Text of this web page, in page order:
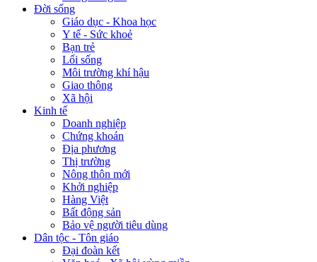
Đời sống
Giáo dục - Khoa học
Y tế - Sức khoẻ
Bạn trẻ
Lối sống
Môi trường khí hậu
Giao thông
Xã hội
Kinh tế
Doanh nghiệp
Chứng khoán
Địa phương
Thị trường
Nông thôn mới
Khởi nghiệp
Hàng Việt
Bất động sản
Bảo vệ người tiêu dùng
Dân tộc - Tôn giáo
Đại đoàn kết